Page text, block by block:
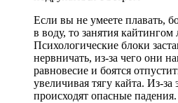
Если вы не умеете плавать,
в воду, то занятия
Психологические блоки
нервничать, из-за чего они
равновесие и боятся
увеличивая тягу кайта. Из-за
происходят опасные падения.